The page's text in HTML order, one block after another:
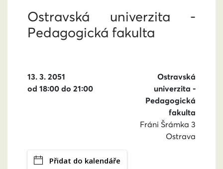
Ostravská univerzita -
Pedagogická fakulta
13. 3. 2051
od 18:00 do 21:00
Ostravská
univerzita -
Pedagogická
fakulta
Fráni Šrámka 3
Ostrava
Přidat do kalendáře